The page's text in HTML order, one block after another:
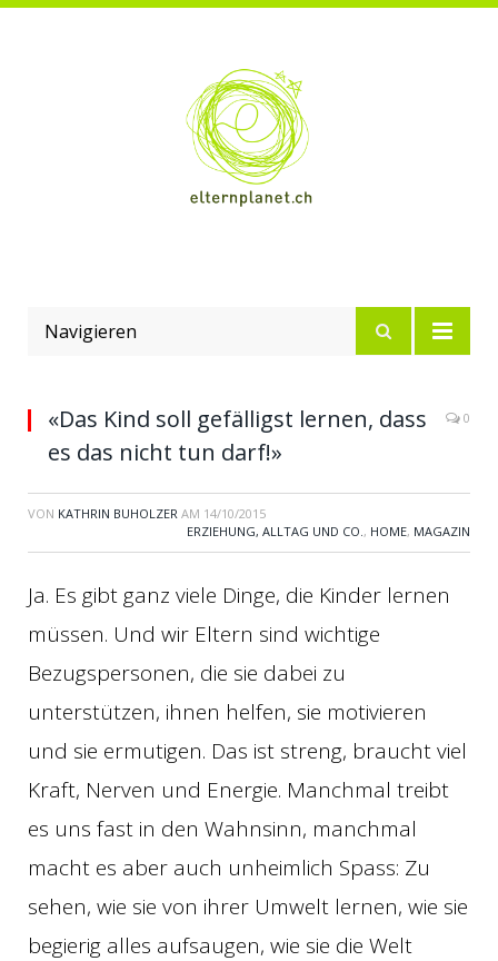
Navigieren
«Das Kind soll gefälligst lernen, dass
es das nicht tun darf!»
0
VON KATHRIN BUHOLZER AM 14/10/2015
ERZIEHUNG, ALLTAG UND CO., HOME, MAGAZIN
Ja. Es gibt ganz viele Dinge, die Kinder lernen
müssen. Und wir Eltern sind wichtige
Bezugspersonen, die sie dabei zu
unterstützen, ihnen helfen, sie motivieren
und sie ermutigen. Das ist streng, braucht viel
Kraft, Nerven und Energie. Manchmal treibt
es uns fast in den Wahnsinn, manchmal
macht es aber auch unheimlich Spass: Zu
sehen, wie sie von ihrer Umwelt lernen, wie sie
begierig alles aufsaugen, wie sie die Welt